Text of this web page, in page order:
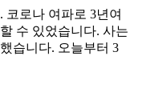
코로나 여파로 3년여
수 있었습니다. 사는
습니다. 오늘부터 3